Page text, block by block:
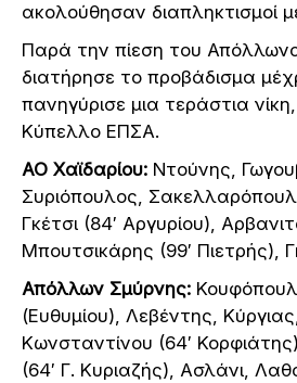
ακολούθησαν διαπληκτισμοί
Παρά την πίεση του
διατήρησε το προβάδισμα
πανηγύρισε μια τεράστια
Κύπελλο ΕΠΣΑ.
ΑΟ Χαϊδαρίου: Ντούνης,
Συριόπουλος,
Γκέτσι (84′ Αργυρίου),
Μπουτσικάρης (99′ Πιετρής),
Απόλλων Σμύρνης:
(Ευθυμίου), Λεβέντης,
Κωνσταντίνου (64′
(64′ Γ. Κυριαζής), Ασλάνι,